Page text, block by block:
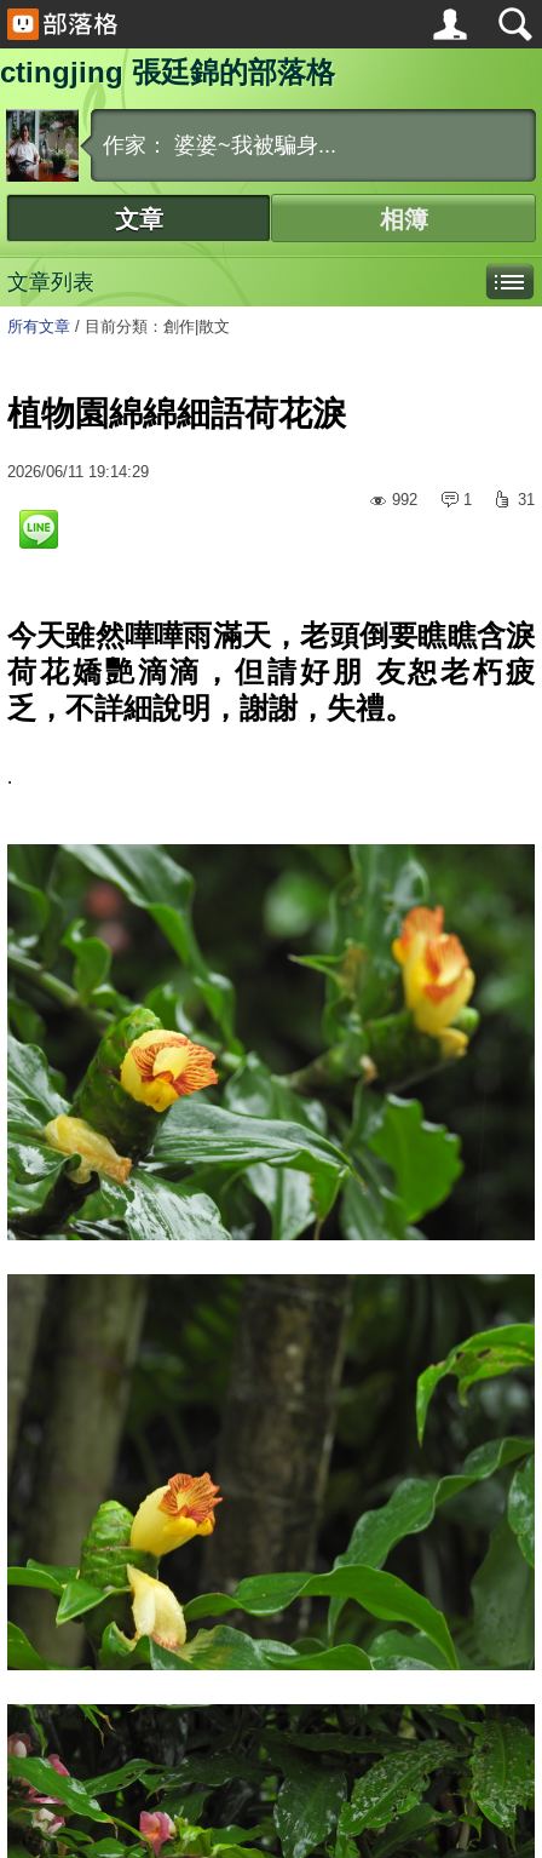
ctingjing 張廷錦的部落格
作家： 婆婆~我被騙身...
文章 相簿
文章列表
所有文章 / 目前分類：創作|散文
植物園綿綿細語荷花淚
2026/06/11 19:14:29
992
1 31
今天雖然嘩嘩雨滿天，老頭倒要瞧瞧含淚
荷花嬌艷滴滴，但請好朋 友恕老朽疲
乏，不詳細說明，謝謝，失禮。
.